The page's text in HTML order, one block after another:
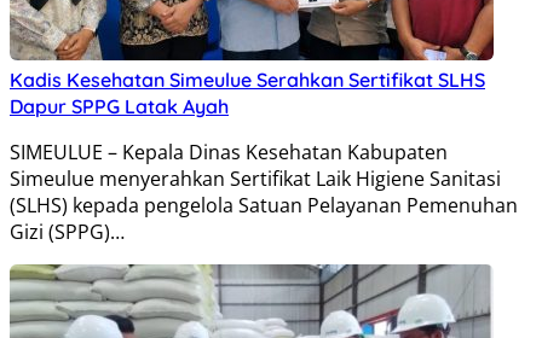
Kadis Kesehatan Simeulue Serahkan Sertifikat SLHS
Dapur SPPG Latak Ayah
SIMEULUE – Kepala Dinas Kesehatan Kabupaten
Simeulue menyerahkan Sertifikat Laik Higiene Sanitasi
(SLHS) kepada pengelola Satuan Pelayanan Pemenuhan
Gizi (SPPG)…